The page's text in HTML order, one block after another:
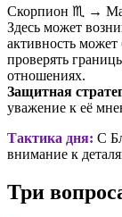
Скорпион ♏️ →
Здесь может
активность может
проверять
отношениях.
Защитная
уважение к её
Тактика дня: С
внимание к
Три